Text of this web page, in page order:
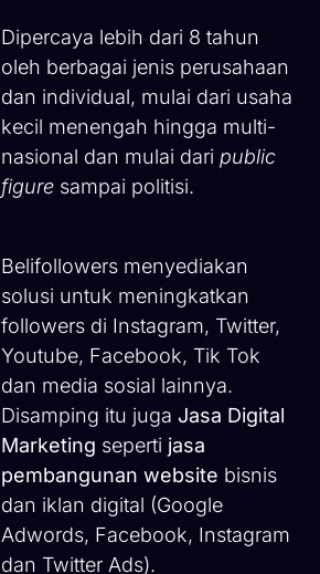
Dipercaya lebih dari 8 tahun
oleh berbagai jenis perusahaan
dan individual, mulai dari usaha
kecil menengah hingga multi-
nasional dan mulai dari public
figuresampai politisi.
Belifollowers menyediakan
solusi untuk meningkatkan
followers di Instagram, Twitter,
Youtube, Facebook, Tik Tok
dan media sosial lainnya.
Disamping itu juga Jasa Digital
Marketing seperti jasa
pembangunan website bisnis
dan iklan digital (Google
Adwords, Facebook, Instagram
dan Twitter Ads).